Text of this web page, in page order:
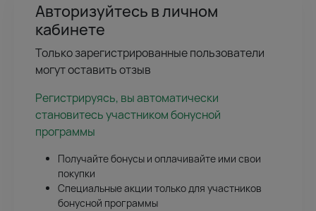
Авторизуйтесь в личном
кабинете
Только зарегистрированные пользователи
могут оставить отзыв
Регистрируясь, вы автоматически
становитесь участником бонусной
программы
Получайте бонусы и оплачивайте ими свои
покупки
Специальные акции только для участников
бонусной программы